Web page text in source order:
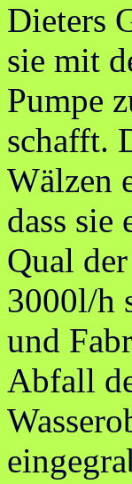
Dieters
sie mit
Pumpe
schafft.
Wälzen
dass sie
Qual
3000l/h
und
Abfall